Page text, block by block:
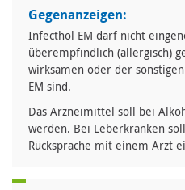
Gegenanzeigen:
Infecthol EM darf nicht
überempfindlich (allergisch)
wirksamen oder der
EM sind.
Das Arzneimittel soll bei
werden. Bei Leberkranken
Rücksprache mit einem Arzt